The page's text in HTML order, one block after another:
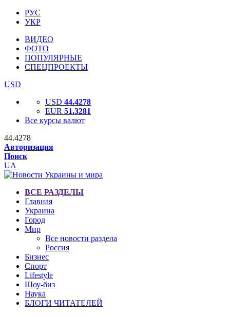
РУС
УКР
ВИДЕО
ФОТО
ПОПУЛЯРНЫЕ
СПЕЦПРОЕКТЫ
USD
USD 44.4278
EUR 51.3281
Все курсы валют
44.4278
Авторизация
Поиск
UA
ВСЕ РАЗДЕЛЫ
Главная
Украина
Город
Мир
Все новости раздела
Россия
Бизнес
Спорт
Lifestyle
Шоу-биз
Наука
БЛОГИ ЧИТАТЕЛЕЙ